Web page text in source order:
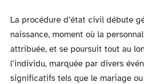
La procédure d’état civil débute
naissance, moment où la
attribuée, et se poursuit tout au
l’individu, marquée par divers
significatifs tels que le mariage ou